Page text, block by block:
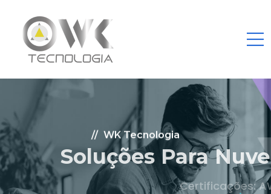
WK Tecnologia
Soluções Para Nuvem.
Certificações: AWS Partner, Microsoft Gold